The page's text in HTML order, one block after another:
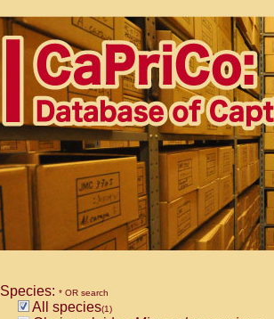
Species: * OR search
All species(1)